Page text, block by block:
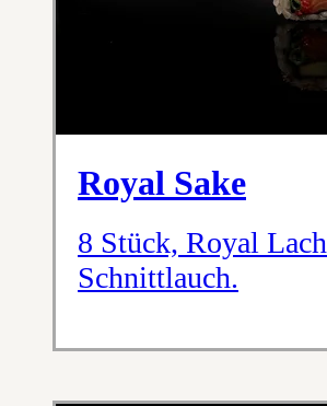
Royal Sake
8 Stück, Royal
Schnittlauch.